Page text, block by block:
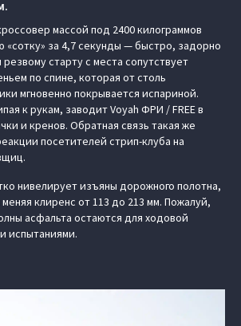
массой под 2400 килограммов
«сотку» за 4,7 секунды — быстро, задорно
старту с места сопутствует
по спине, которая от столь
мгновенно покрывается испариной.
к рукам, заводит Voyah ФРИ / FREE в
и кренов. Обратная связь такая же
посетителей стрип-клуба на
нивелирует изъяны дорожного полотна,
клиренс от 113 до 213 мм. Пожалуй,
асфальта остаются для ходовой
испытаниями.